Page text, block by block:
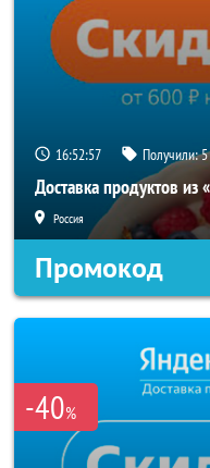
16:52:57 Получили:5
Доставка продуктов из
Россия
Промокод
-40%